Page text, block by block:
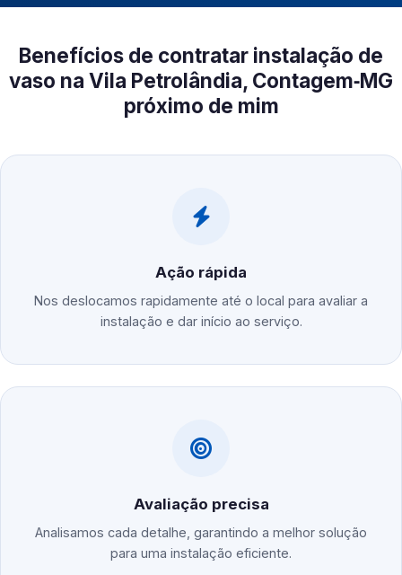
Benefícios de contratar instalação de
vaso na Vila Petrolândia, Contagem‑MG
próximo de mim
Ação rápida
Nos deslocamos rapidamente até o local para avaliar a
instalação e dar início ao serviço.
Avaliação precisa
Analisamos cada detalhe, garantindo a melhor solução
para uma instalação eficiente.